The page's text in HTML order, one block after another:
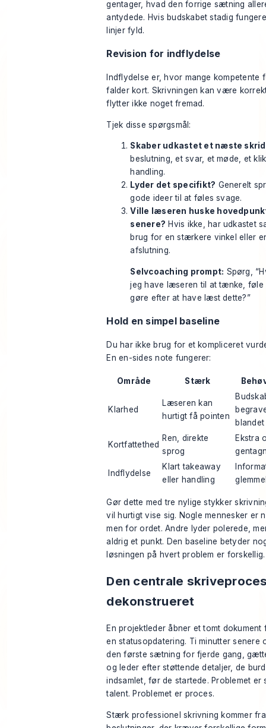
gentager, hvad den forrige sætning
antydede. Hvis budskabet stadig
linjer fyld.
Revision for indflydelse
Indflydelse er, hvor mange kompetente
falder kort. Skrivningen kan være
flytter ikke noget fremad.
Tjek disse spørgsmål:
Skaber udkastet et næste
beslutning, et svar, et møde, et
handling.
Lyder det specifikt? Generelt
gode ideer til at føles svage.
Ville læseren huske
senere? Hvis ikke, har udkastet
brug for en stærkere vinkel eller
afslutning.
Selvcoaching prompt: Spørg,
jeg have læseren til at tænke, føle
gøre efter at have læst dette?”
Hold en simpel baseline
Du har ikke brug for et kompliceret
En en-sides note fungerer:
Område Stærk
Klarhed
Læseren kan
hurtigt få pointen
blandet
Kortfattethed
Ren, direkte
sprog
Ekstra
Indflydelse
Klart takeaway
eller handling
Gør dette med tre nylige stykker
vil hurtigt vise sig. Nogle mennesker er
men for ordet. Andre lyder polerede,
aldrig et punkt. Den baseline betyder
løsningen på hvert problem er forskellig.
Den centrale
dekonstrueret
En projektleder åbner et tomt dokument
en statusopdatering. Ti minutter senere
den første sætning for fjerde gang,
og leder efter støttende detaljer, de
indsamlet, før de startede. Problemet er
talent. Problemet er proces.
Stærk professionel skrivning kommer